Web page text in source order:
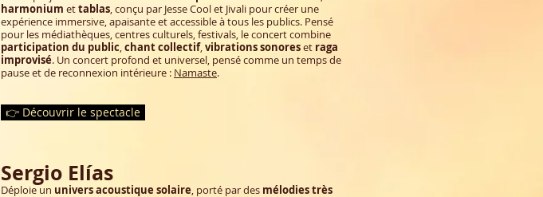
👉 Découvrir le spectacle
harmonium ettablas, conçu par Jesse Cool et Jivali pour créer une
expérience immersive, apaisante et accessible à tous les publics. Pensé
pour les médiathèques, centres culturels, festivals, le concert combine
participation du public,chant collectif,vibrations sonoreset raga
improvisé. Un concert profond et universel, pensé comme un temps de
pause et de reconnexion intérieure : Namaste.
Sergio Elías
Déploie un univers acoustique solaire, porté par des mélodies très